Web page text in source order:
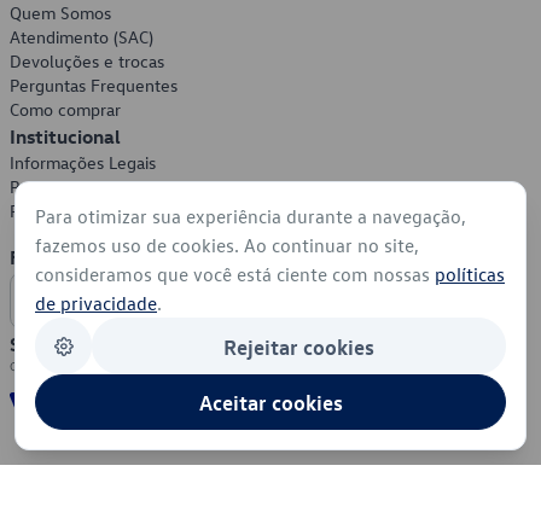
Quem Somos
Atendimento (SAC)
Devoluções e trocas
Perguntas Frequentes
Como comprar
Institucional
Informações Legais
Política de Privacidade
Política de Cookies
Formas de Pagamento
Segurança
Para otimizar sua experiência durante a navegação,
fazemos uso de cookies. Ao continuar no site,
consideramos que você está ciente com nossas políticas
de privacidade.
Rejeitar cookies
Aceitar cookies